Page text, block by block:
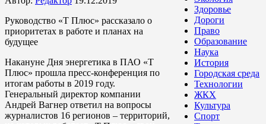
Здоровье
Дороги
Право
Образование
Наука
История
Городская среда
Технологии
ЖКХ
Культура
Спорт
Руководство «Т Плюс» рассказало о
приоритетах в работе и планах на
будущее
Накануне Дня энергетика в ПАО «Т
Плюс» прошла пресс-конференция по
итогам работы в 2019 году.
Генеральный директор компании
Андрей Вагнер ответил на вопросы
журналистов 16 регионов – территорий,